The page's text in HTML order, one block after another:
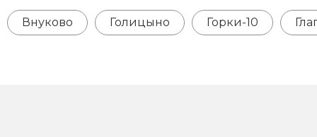
Внуково Голицыно Горки-10